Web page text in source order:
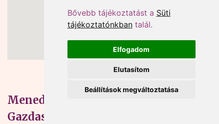
Bővebb tájékoztatást a Süti
tájékoztatónkbantalál.
Elfogadom
Elutasítom
Beállítások megváltoztatása
Menedzser Praxis Szakkiadó és
Gazdasági Tanácsadó Kft.